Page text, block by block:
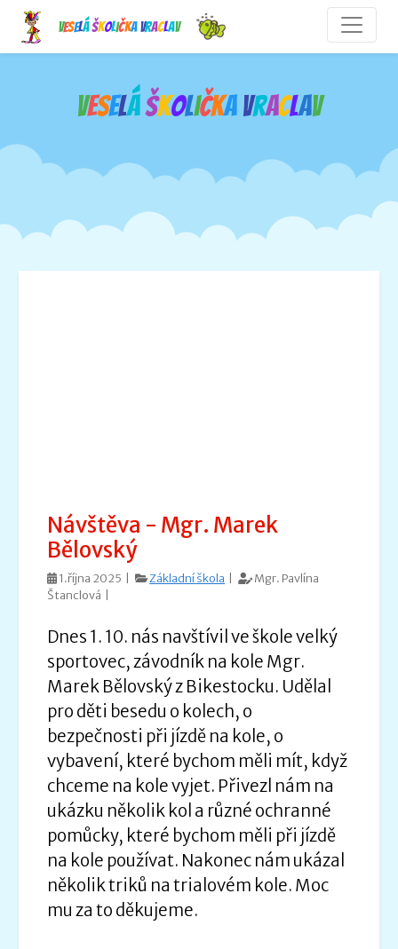
Veselá školička Vraclav
Veseláškolička Vraclav
Návštěva - Mgr. Marek
Bělovský
1.října 2025 | Základní škola |
Mgr. Pavlína
Štanclová |
Dnes 1. 10. nás navštívil ve škole velký
sportovec, závodník na kole Mgr.
Marek Bělovský z Bikestocku. Udělal
pro děti besedu o kolech, o
bezpečnosti při jízdě na kole, o
vybavení, které bychom měli mít, když
chceme na kole vyjet. Přivezl nám na
ukázku několik kol a různé ochranné
pomůcky, které bychom měli při jízdě
na kole používat. Nakonec nám ukázal
několik triků na trialovém kole. Moc
mu za to děkujeme.